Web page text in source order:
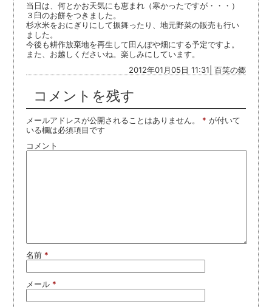
当日は、何とかお天気にも恵まれ（寒かったですが・・・）
３臼のお餅をつきました。
杉水米をおにぎりにして振舞ったり、地元野菜の販売も行い
ました。
今後も耕作放棄地を再生して田んぼや畑にする予定ですよ。
また、お越しくださいね。楽しみにしています。
2012年01月05日 11:31| 百笑の郷
コメントを残す
メールアドレスが公開されることはありません。 * が付いて
いる欄は必須項目です
コメント
名前 *
メール *